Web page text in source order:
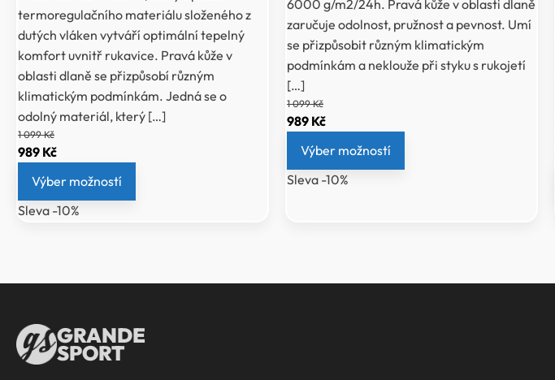
termoregulačního materiálu složeného z
dutých vláken vytváří optimální tepelný
komfort uvnitř rukavice. Pravá kůže v
oblasti dlaně se přizpůsobí různým
klimatickým podmínkám. Jedná se o
odolný materiál, který […]
1 099Kč
Původní
byla:
1
989 KčAktuální
je:
989 Kč.
Výber možností
Sleva -10%
6000 g/m2/24h. Pravá kůže v oblasti dlaně
zaručuje odolnost, pružnost a pevnost. Umí
se přizpůsobit různým klimatickým
podmínkám a neklouže při styku s rukojetí
[…]
1 099Kč
Původní
byla:
1
989 KčAktuální
je:
989 Kč.
Výber možností
Sleva -10%
GRANDE
SPORT